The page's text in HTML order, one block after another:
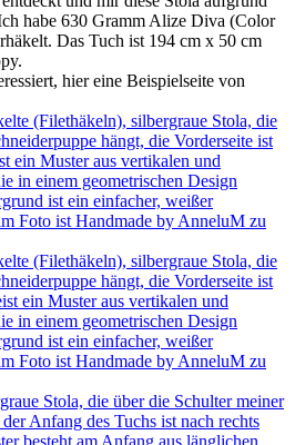
habe 630 Gramm Alize Diva (Color
Das Tuch ist 194 cm x 50 cm
hier eine Beispielseite von